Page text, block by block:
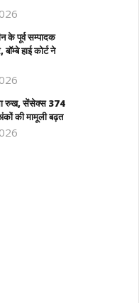
दिपके ने लॉन्च किया नया अभियान ‘क्या
2024
के पूर्व सम्पादक
हाई कोर्ट ने
रुख, सेंसेक्स 374
की मामूली बढ़त